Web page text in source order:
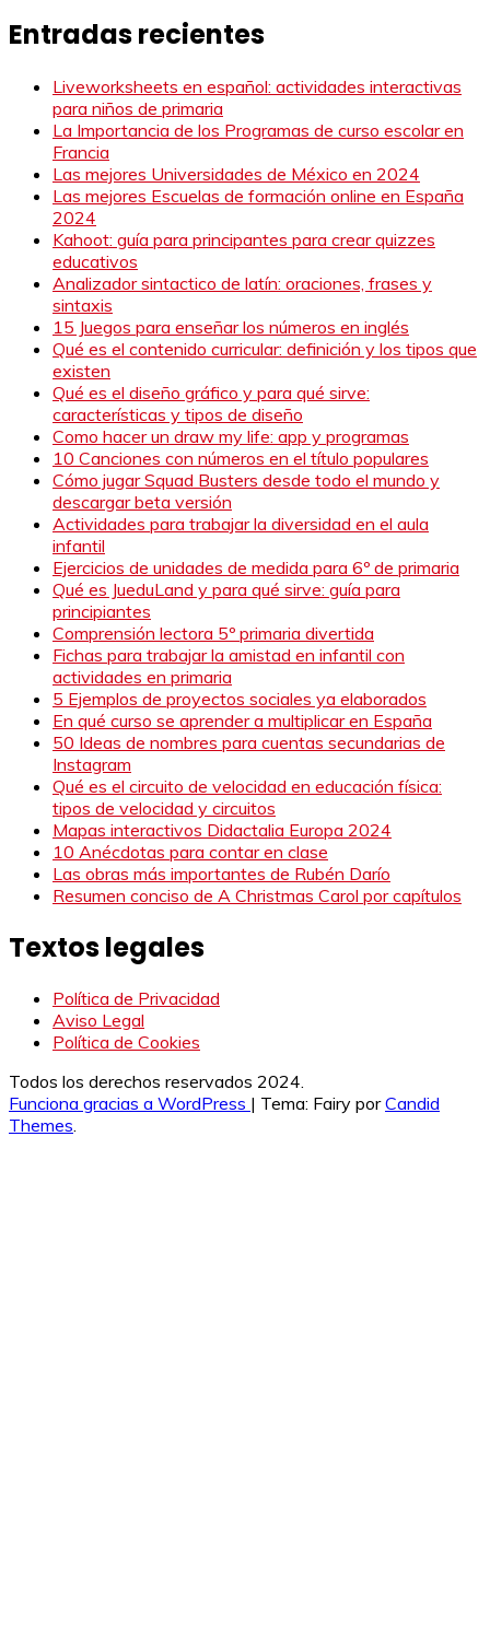
Entradas recientes
Liveworksheets en español: actividades interactivas
para niños de primaria
La Importancia de los Programas de curso escolar en
Francia
Las mejores Universidades de México en 2024
Las mejores Escuelas de formación online en España
2024
Kahoot: guía para principantes para crear quizzes
educativos
Analizador sintactico de latín: oraciones, frases y
sintaxis
15 Juegos para enseñar los números en inglés
Qué es el contenido curricular: definición y los tipos que
existen
Qué es el diseño gráfico y para qué sirve:
características y tipos de diseño
Como hacer un draw my life: app y programas
10 Canciones con números en el título populares
Cómo jugar Squad Busters desde todo el mundo y
descargar beta versión
Actividades para trabajar la diversidad en el aula
infantil
Ejercicios de unidades de medida para 6º de primaria
Qué es JueduLand y para qué sirve: guía para
principiantes
Comprensión lectora 5º primaria divertida
Fichas para trabajar la amistad en infantil con
actividades en primaria
5 Ejemplos de proyectos sociales ya elaborados
En qué curso se aprender a multiplicar en España
50 Ideas de nombres para cuentas secundarias de
Instagram
Qué es el circuito de velocidad en educación física:
tipos de velocidad y circuitos
Mapas interactivos Didactalia Europa 2024
10 Anécdotas para contar en clase
Las obras más importantes de Rubén Darío
Resumen conciso de A Christmas Carol por capítulos
Textos legales
Política de Privacidad
Aviso Legal
Política de Cookies
Todos los derechos reservados 2024.
Funciona gracias a WordPress | Tema: Fairy porCandid
Themes.